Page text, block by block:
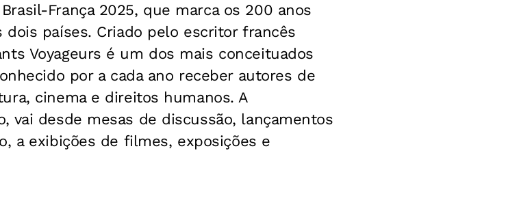
França 2025, que marca os 200 anos
países. Criado pelo escritor francês
Voyageurs é um dos mais conceituados
por a cada ano receber autores de
cinema e direitos humanos. A
vai desde mesas de discussão, lançamentos
a exibições de filmes, exposições e